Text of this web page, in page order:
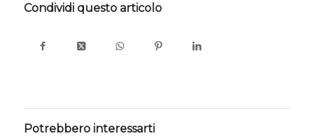
Condividi questo articolo
Potrebbero interessarti